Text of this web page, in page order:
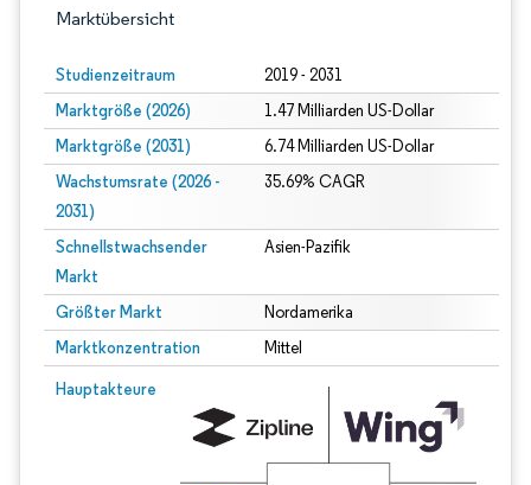
Marktübersicht
Studienzeitraum 2019 - 2031
Marktgröße (2026) 1.47 Milliarden US-Dollar
Marktgröße (2031) 6.74 Milliarden US-Dollar
Wachstumsrate (2026 -
2031)
35.69% CAGR
Schnellstwachsender
Markt
Asien-Pazifik
Größter Markt Nordamerika
Marktkonzentration Mittel
Hauptakteure
Bild © Mordor Intelligence. Wiederverwendung erfordert Namensnennung